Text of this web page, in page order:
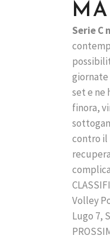
Serie C
giornate
set e ne
finora,
contro il
Volley
Lugo 7,